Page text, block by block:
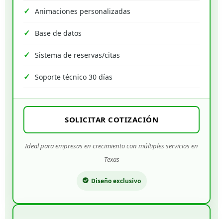
Animaciones personalizadas
Base de datos
Sistema de reservas/citas
Soporte técnico 30 días
SOLICITAR COTIZACIÓN
Ideal para empresas en crecimiento con múltiples servicios en
Texas
Diseño exclusivo